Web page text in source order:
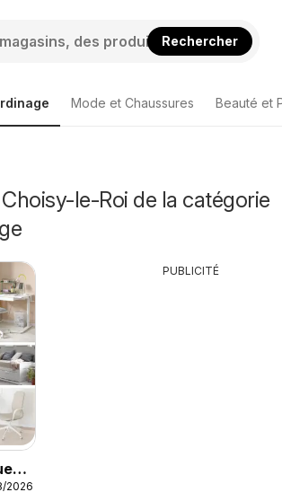
Rechercher
Mode et Chaussures Beauté et
le-Roi de la catégorie
2026
PUBLICITÉ